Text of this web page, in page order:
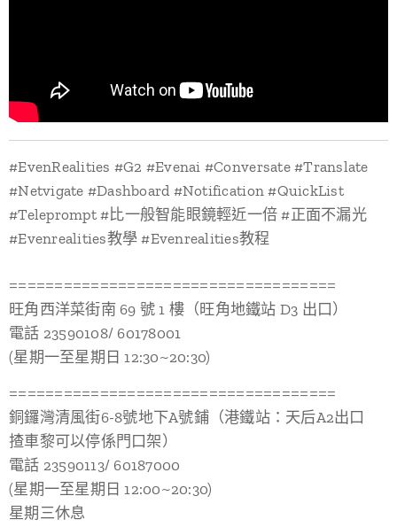
#EvenRealities #G2 #Evenai #Conversate #Translate
#Netvigate #Dashboard #Notification #QuickList
#Teleprompt #比一般智能眼鏡輕近一倍 #正面不漏光
#Evenrealities教學 #Evenrealities教程
====================================
旺角西洋菜街南 69 號 1 樓（旺角地鐵站 D3 出口）
電話 23590108/ 60178001
(星期一至星期日 12:30~20:30)
====================================
銅鑼灣清風街6-8號地下A號鋪（港鐵站：天后A2出口 🚗
揸車黎可以停係門口架）
電話 23590113/ 60187000
(星期一至星期日 12:00~20:30)
星期三休息